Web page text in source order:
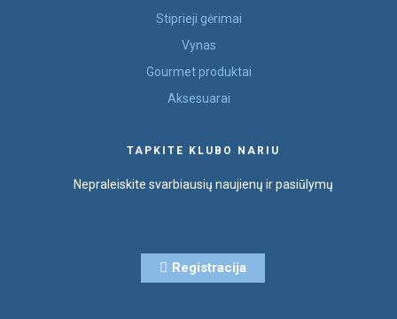
Stiprieji gėrimai
Vynas
Gourmet produktai
Aksesuarai
TAPKITE KLUBO NARIU
Nepraleiskite svarbiausių naujienų ir pasiūlymų
Registracija